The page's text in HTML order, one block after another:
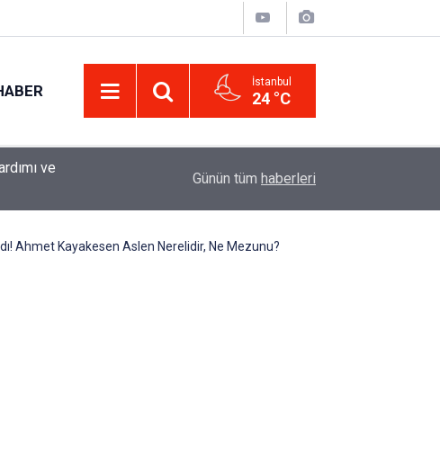
İstanbul
24 °C
Uzadı, Ödeme Kuralları Değişti
Günün tüm haberleri
Ahmet Kayakesen Aslen Nerelidir, Ne Mezunu?